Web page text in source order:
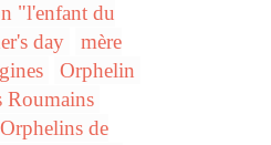
"l'enfant du
day
mère
Orphelin
Roumains
Orphelins de